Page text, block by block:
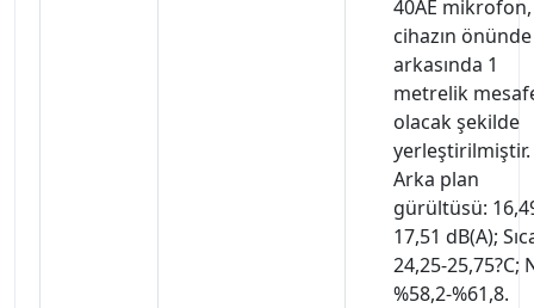
40AE mikrofon,
cihazın
arkasında 1
metrelik
olacak şekilde
yerleştirilmiştir.
Arka plan
gürültüsü:
17,51 dB(A);
24,25-25,75?C;
%58,2-%61,8.